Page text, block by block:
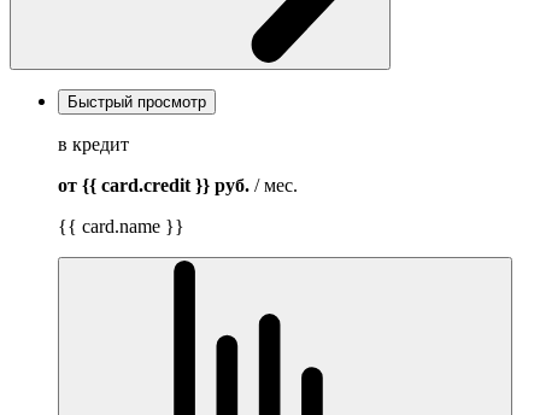
Быстрый просмотр
в кредит
от {{ card.credit }} руб. / мес.
{{ card.name }}